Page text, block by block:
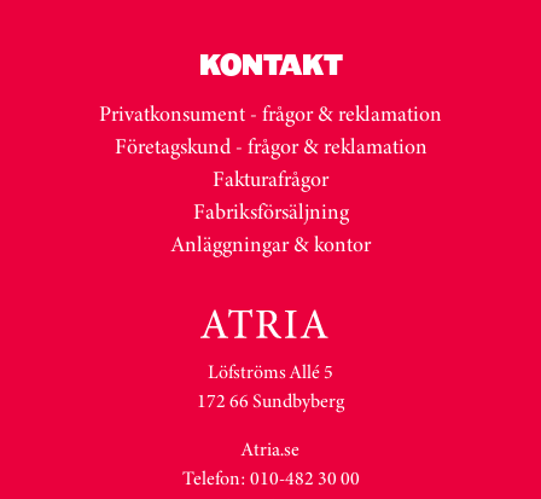
KONTAKT
Privatkonsument - frågor & reklamation
Företagskund - frågor & reklamation
Fakturafrågor
Fabriksförsäljning
Anläggningar & kontor
Löfströms Allé 5
172 66 Sundbyberg
Atria.se
Telefon: 010-482 30 00